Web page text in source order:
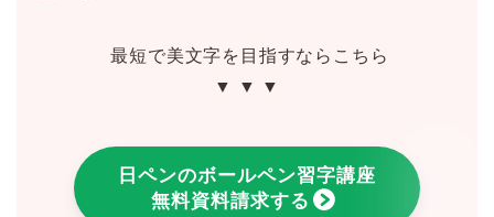
最短で美文字を目指すならこちら
▼ ▼ ▼
日ペンのボールペン習字講座
無料資料請求する